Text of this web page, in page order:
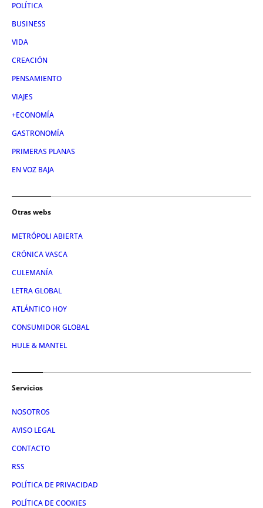
POLÍTICA
BUSINESS
VIDA
CREACIÓN
PENSAMIENTO
VIAJES
+ECONOMÍA
GASTRONOMÍA
PRIMERAS PLANAS
EN VOZ BAJA
Otras webs
METRÓPOLI ABIERTA
CRÓNICA VASCA
CULEMANÍA
LETRA GLOBAL
ATLÁNTICO HOY
CONSUMIDOR GLOBAL
HULE & MANTEL
Servicios
NOSOTROS
AVISO LEGAL
CONTACTO
RSS
POLÍTICA DE PRIVACIDAD
POLÍTICA DE COOKIES